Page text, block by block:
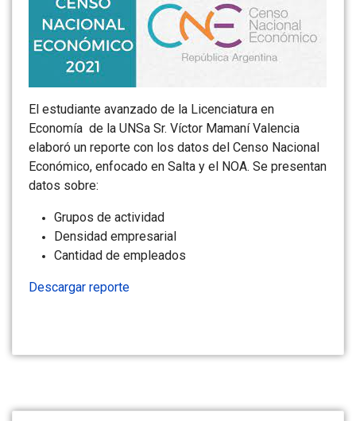
El estudiante avanzado de la Licenciatura en
Economía de la UNSa Sr. Víctor Mamaní Valencia
elaboró un reporte con los datos del Censo Nacional
Económico, enfocado en Salta y el NOA. Se presentan
datos sobre:
Grupos de actividad
Densidad empresarial
Cantidad de empleados
Descargar reporte